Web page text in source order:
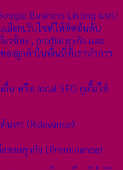
Business Listing แบบ
เลือกเว็บไซต์ให้ติดอันดับ
วข้อง , profile ธุรกิจ และ
องลูกค้าในพื้นที่ที่เราทำการ
น หรือ local SEO กูเกิ้ลใช้
นหา (Relevance)
ของธุรกิจ (Prominence)